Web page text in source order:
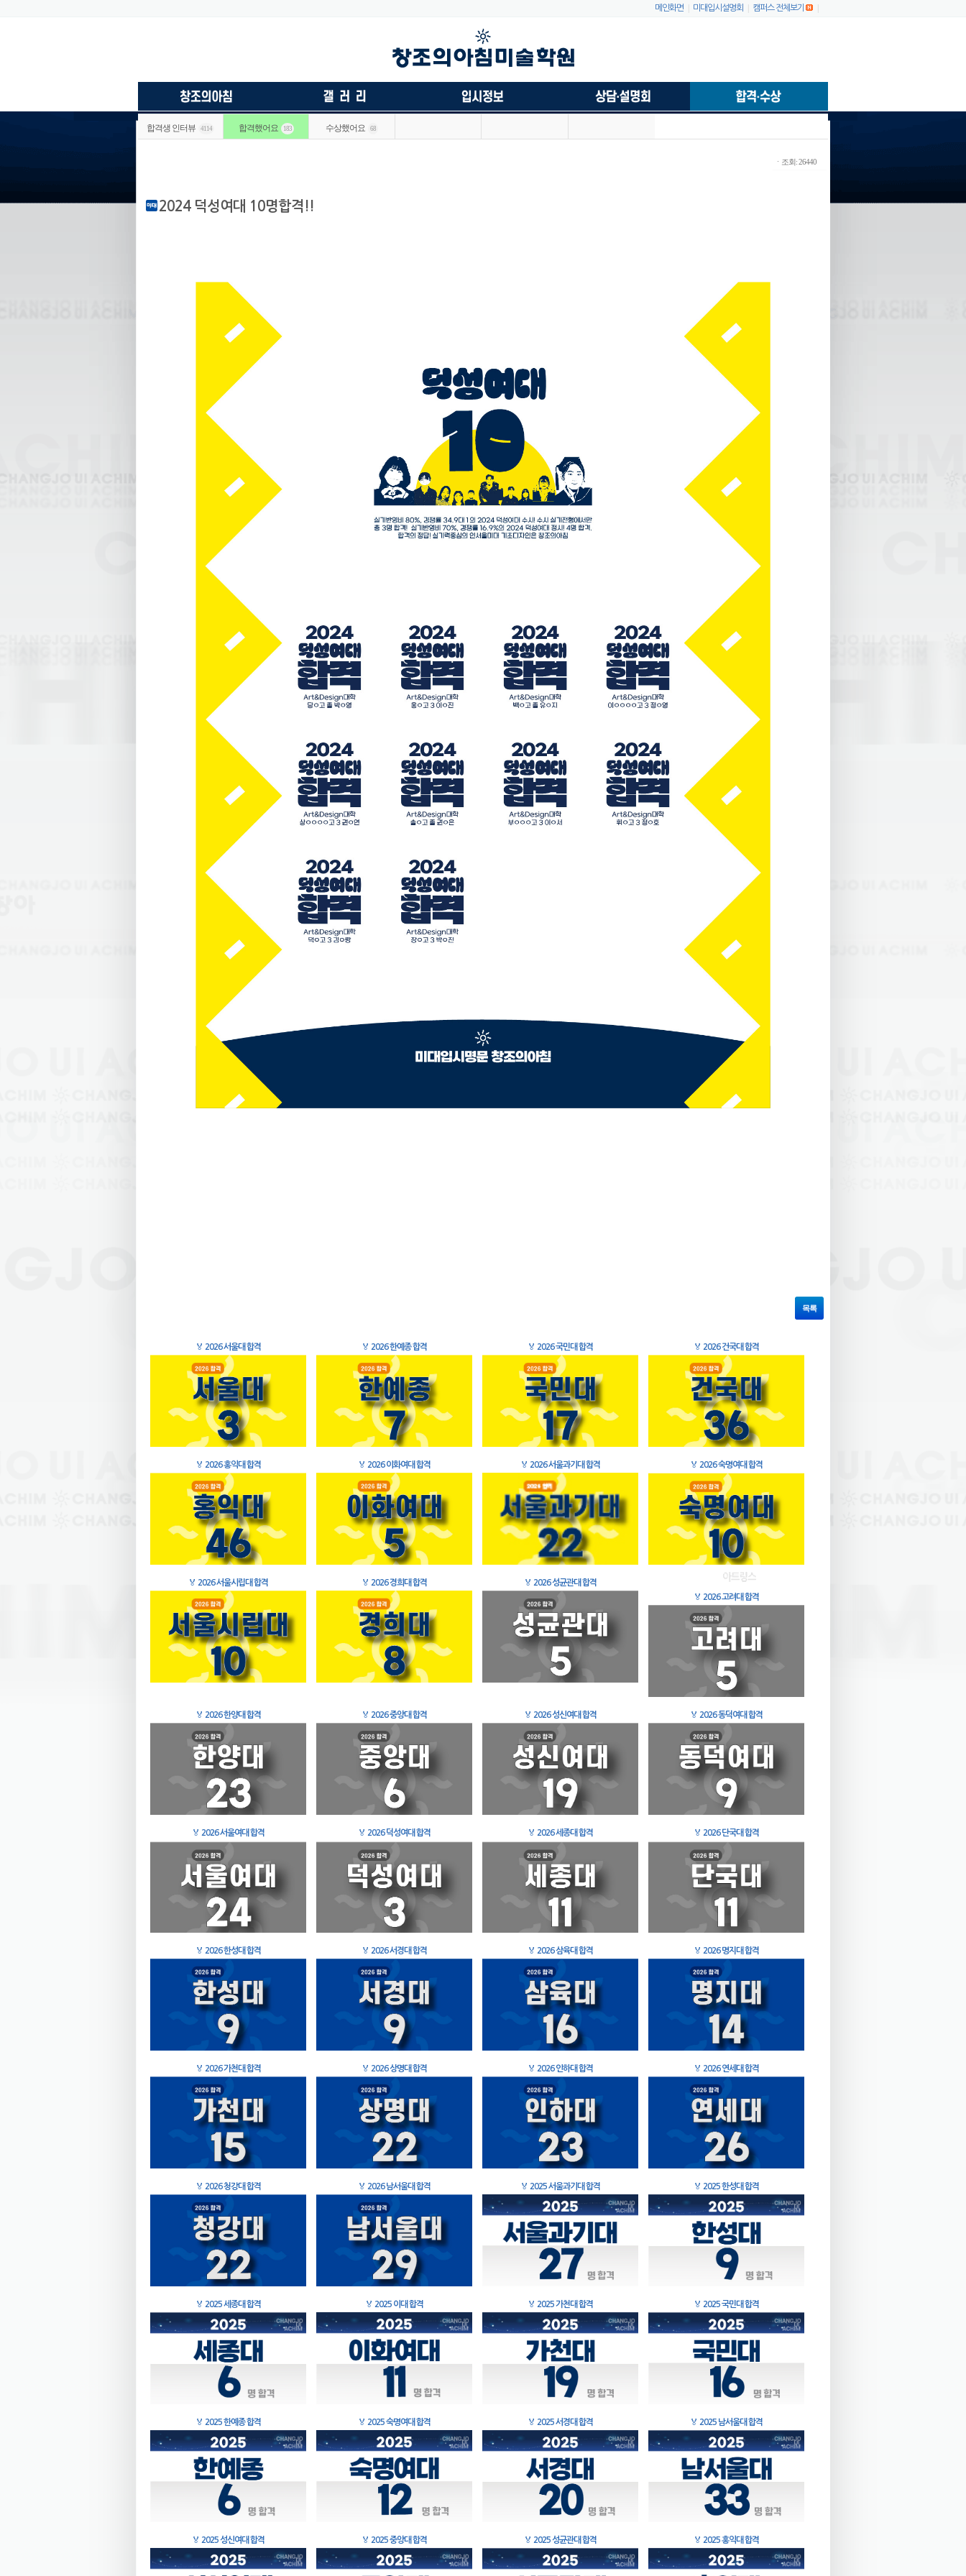
메인화면 미대입시설명회 캠퍼스 전체보기
합격생 인터뷰 4114 합격했어요 183 수상했어요 68
ㆍ조회: 26440
2024 덕성여대 10명합격!!
목록
🏅 2026 서울대 합격 🏅 2026 한예종 합격 🏅 2026 국민대 합격 🏅 2026 건국대 합격
🏅 2026 홍익대 합격 🏅 2026 이화여대 합격 🏅 2026 서울과기대 합격 🏅 2026 숙명여대 합격
🏅 2026 서울시립대 합격 🏅 2026 경희대 합격 🏅 2026 성균관대 합격
🏅 2026 고려대 합격
🏅 2026 한양대 합격 🏅 2026 중앙대 합격 🏅 2026 성신여대 합격 🏅 2026 동덕여대 합격
🏅 2026 서울여대 합격 🏅 2026 덕성여대 합격 🏅 2026 세종대 합격 🏅 2026 단국대 합격
🏅 2026 한성대 합격 🏅 2026 서경대 합격 🏅 2026 삼육대 합격 🏅 2026 명지대 합격
🏅 2026 가천대 합격 🏅 2026 상명대 합격 🏅 2026 인하대 합격 🏅 2026 연세대 합격
🏅 2026 청강대 합격 🏅 2026 남서울대 합격 🏅 2025 서울과기대 합격 🏅 2025 한성대 합격
🏅 2025 세종대 합격 🏅 2025 이대 합격 🏅 2025 가천대 합격 🏅 2025 국민대 합격
🏅 2025 한예종 합격 🏅 2025 숙명여대 합격 🏅 2025 서경대 합격 🏅 2025 남서울대 합격
🏅 2025 성신여대 합격 🏅 2025 중앙대 합격 🏅 2025 성균관대 합격 🏅 2025 홍익대 합격